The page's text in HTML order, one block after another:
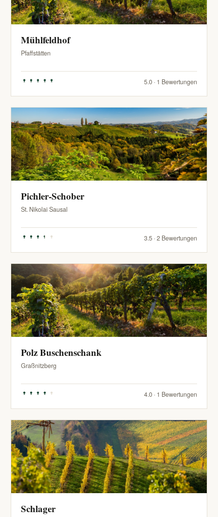
Mühlfeldhof
Pfaffstätten
5.0 · 1 Bewertungen
Pichler-Schober
St. Nikolai Sausal
3.5 · 2 Bewertungen
Polz Buschenschank
Graßnitzberg
4.0 · 1 Bewertungen
Schlager